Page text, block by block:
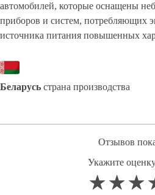
автомобилей, которые оснащены
приборов и систем, потребляющих
источника питания повышенных
Беларусь страна производства
Отзывов
Укажите